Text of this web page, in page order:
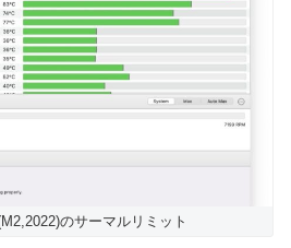
のサーマルリミット